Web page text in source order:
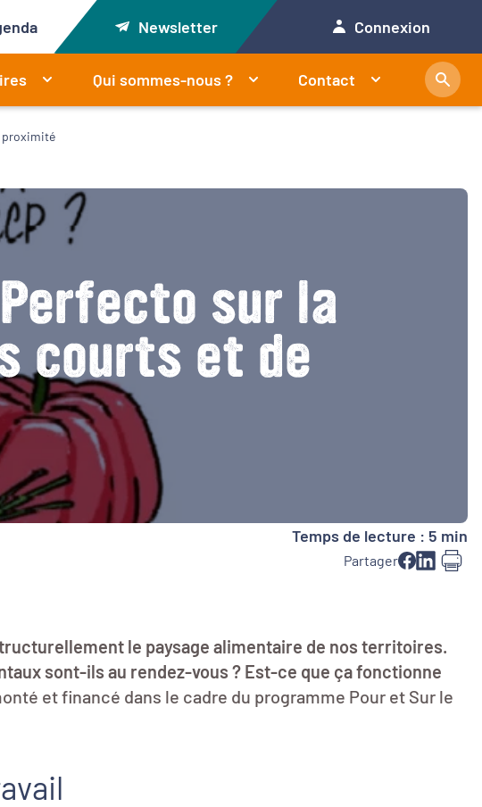
Newsletter Connexion
Qui sommes-nous ? Contact
proximité
sur la
courts et de
Temps de lecture : 5 min
Partager
le paysage alimentaire de nos territoires.
sont-ils au rendez-vous ? Est-ce que ça fonctionne
et financé dans le cadre du programme Pour et Sur le